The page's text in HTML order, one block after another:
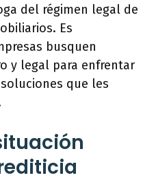
del régimen legal de
Es
busquen
y legal para enfrentar
que les